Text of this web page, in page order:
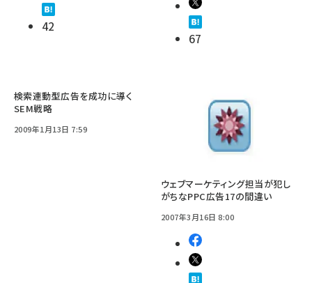
42
67
検索連動型広告を成功に導く
SEM戦略
2009年1月13日 7:59
ウェブマーケティング担当が犯し
がちなPPC広告17の間違い
2007年3月16日 8:00